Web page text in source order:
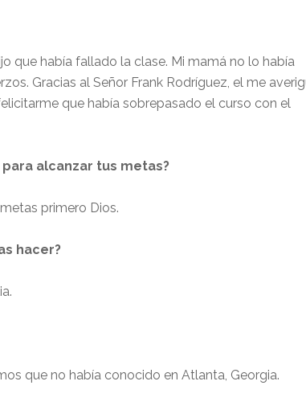
que había fallado la clase. Mi mamá no lo había
Gracias al Señor Frank Rodríguez, el me
que había sobrepasado el curso con el
alcanzar tus metas?
primero Dios.
hacer?
que no había conocido en Atlanta, Georgia.